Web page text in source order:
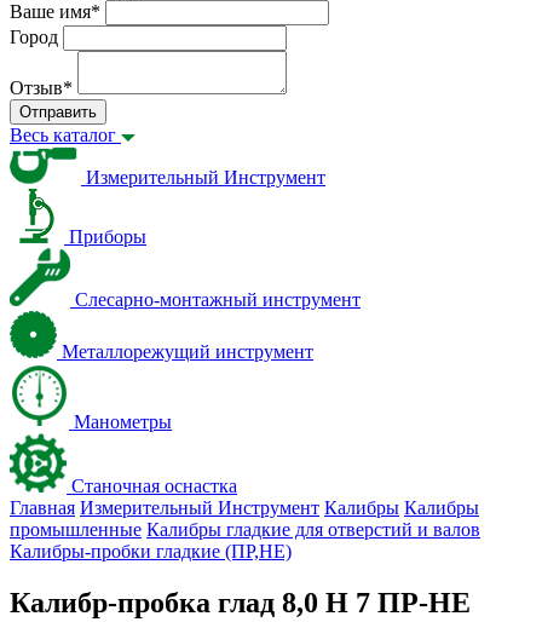
Ваше имя*
Город
Отзыв*
Отправить
Весь каталог
Измерительный Инструмент
Приборы
Слесарно-монтажный инструмент
Металлорежущий инструмент
Манометры
Станочная оснастка
Главная Измерительный Инструмент Калибры Калибры
промышленные Калибры гладкие для отверстий и валов
Калибры-пробки гладкие (ПР,НЕ)
Калибр-пробка глад 8,0 H 7 ПР-НЕ